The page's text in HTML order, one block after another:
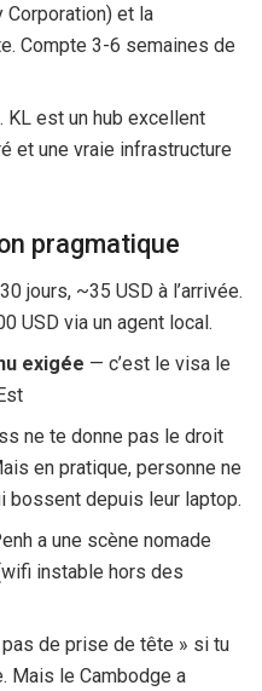
Corporation) et la
Compte 3-6 semaines de
KL est un hub excellent
et une vraie infrastructure
pragmatique
30 jours, ~35 USD à l’arrivée.
USD via un agent local.
exigée — c’est le visa le
ne te donne pas le droit
en pratique, personne ne
bossent depuis leur laptop.
a une scène nomade
instable hors des
de prise de tête » si tu
Mais le Cambodge a